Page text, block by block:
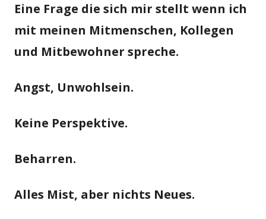
Eine Frage die sich mir stellt wenn ich
mit meinen Mitmenschen, Kollegen
und Mitbewohner spreche.
Angst, Unwohlsein.
Keine Perspektive.
Beharren.
Alles Mist, aber nichts Neues.